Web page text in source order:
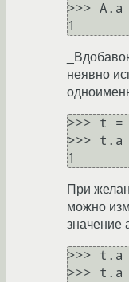
>>> A.a
неявно
>>> t =
>>> t.a
При
можно
значение
>>> t.a
>>> t.a